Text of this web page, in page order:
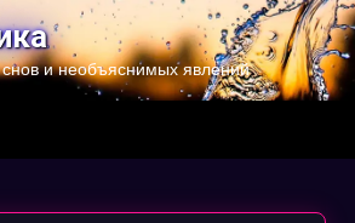
и необъяснимых явлений